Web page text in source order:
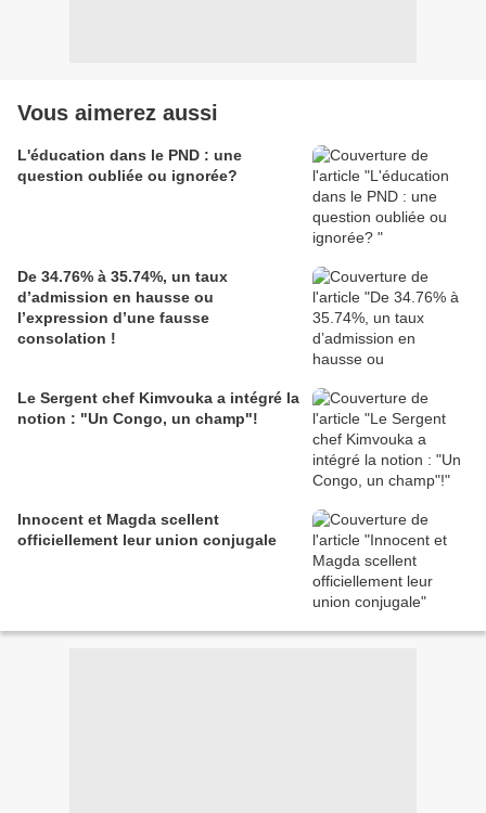
Vous aimerez aussi
L'éducation dans le PND : une
question oubliée ou ignorée?
De 34.76% à 35.74%, un taux
d’admission en hausse ou
l’expression d’une fausse
consolation !
Le Sergent chef Kimvouka a intégré la
notion : "Un Congo, un champ"!
Innocent et Magda scellent
officiellement leur union conjugale